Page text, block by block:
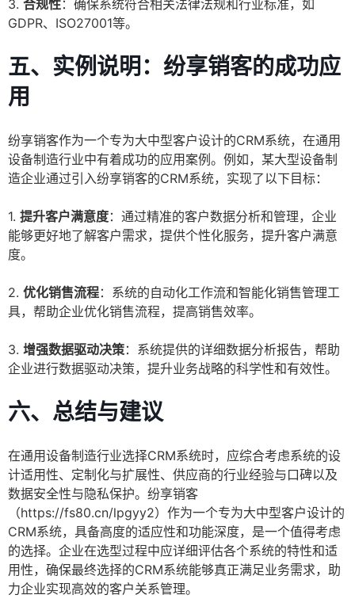
3. 合规性：确保系统符合相关法律法规和行业标准，如
GDPR、ISO27001等。
五、实例说明：纷享销客的成功应
用
纷享销客作为一个专为大中型客户设计的CRM系统，在通用
设备制造行业中有着成功的应用案例。例如，某大型设备制
造企业通过引入纷享销客的CRM系统，实现了以下目标：
1. 提升客户满意度：通过精准的客户数据分析和管理，企业
能够更好地了解客户需求，提供个性化服务，提升客户满意
度。
2. 优化销售流程：系统的自动化工作流和智能化销售管理工
具，帮助企业优化销售流程，提高销售效率。
3. 增强数据驱动决策：系统提供的详细数据分析报告，帮助
企业进行数据驱动决策，提升业务战略的科学性和有效性。
六、总结与建议
在通用设备制造行业选择CRM系统时，应综合考虑系统的设
计适用性、定制化与扩展性、供应商的行业经验与口碑以及
数据安全性与隐私保护。纷享销客
（https://fs80.cn/lpgyy2）作为一个专为大中型客户设计的
CRM系统，具备高度的适应性和功能深度，是一个值得考虑
的选择。企业在选型过程中应详细评估各个系统的特性和适
用性，确保最终选择的CRM系统能够真正满足业务需求，助
力企业实现高效的客户关系管理。